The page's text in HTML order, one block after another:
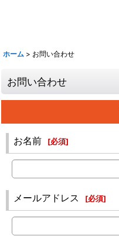
ホーム > お問い合わせ
お問い合わせ
お名前 [必須]
メールアドレス [必須]